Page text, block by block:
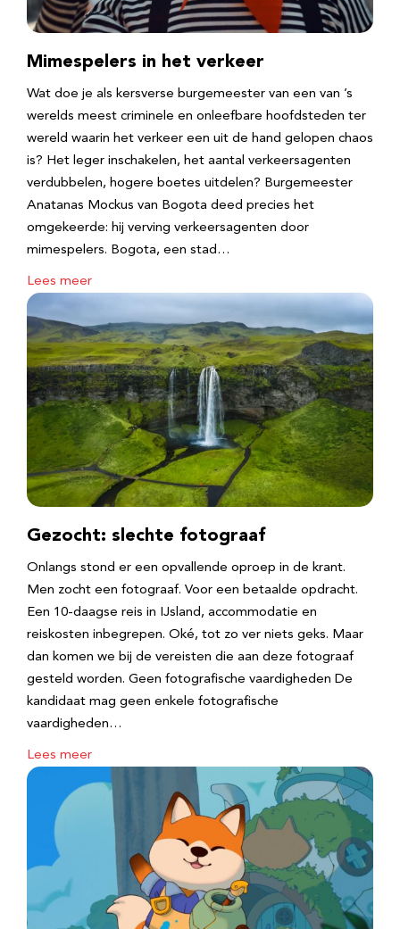
Mimespelers in het verkeer
Wat doe je als kersverse burgemeester van een van ’s
werelds meest criminele en onleefbare hoofdsteden ter
wereld waarin het verkeer een uit de hand gelopen chaos
is? Het leger inschakelen, het aantal verkeersagenten
verdubbelen, hogere boetes uitdelen? Burgemeester
Anatanas Mockus van Bogota deed precies het
omgekeerde: hij verving verkeersagenten door
mimespelers. Bogota, een stad…
Lees meer
Gezocht: slechte fotograaf
Onlangs stond er een opvallende oproep in de krant.
Men zocht een fotograaf. Voor een betaalde opdracht.
Een 10-daagse reis in IJsland, accommodatie en
reiskosten inbegrepen. Oké, tot zo ver niets geks. Maar
dan komen we bij de vereisten die aan deze fotograaf
gesteld worden. Geen fotografische vaardigheden De
kandidaat mag geen enkele fotografische
vaardigheden…
Lees meer